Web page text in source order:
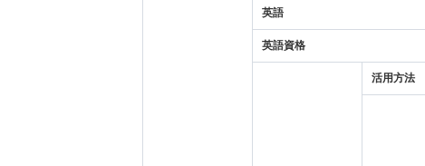
英語
英語資格
活用方法